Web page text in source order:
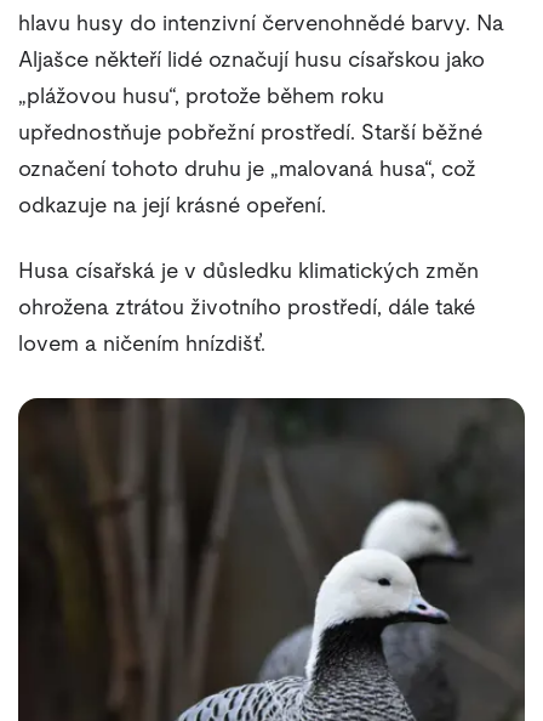
hlavu husy do intenzivní červenohnědé barvy. Na
Aljašce někteří lidé označují husu císařskou jako
„plážovou husu“, protože během roku
upřednostňuje pobřežní prostředí. Starší běžné
označení tohoto druhu je „malovaná husa“, což
odkazuje na její krásné opeření.
Husa císařská je v důsledku klimatických změn
ohrožena ztrátou životního prostředí, dále také
lovem a ničením hnízdišť.